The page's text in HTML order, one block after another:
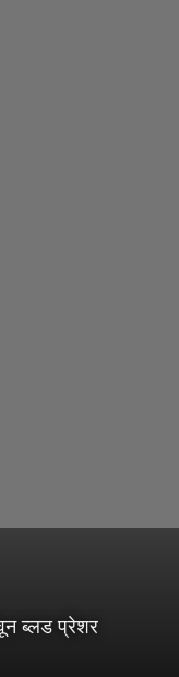
ब्लड प्रेशर